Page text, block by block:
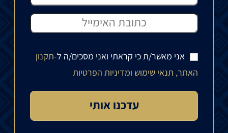
אני מאשר/ת כי קראתי ואני מסכים/ה ל-תקנון
האתר, תנאי שימוש ומדיניות הפרטיות